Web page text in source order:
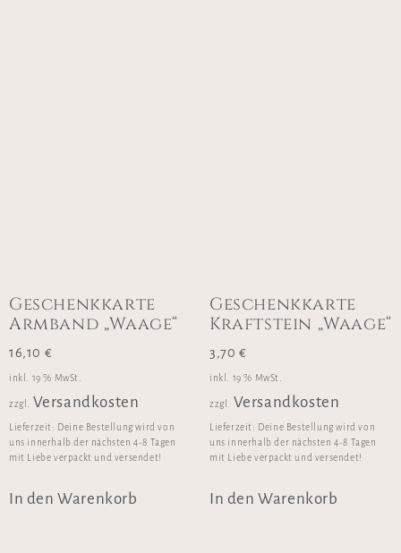
Geschenkkarte
Armband „Waage“
16,10 €
inkl. 19 % MwSt.
zzgl. Versandkosten
Lieferzeit: Deine Bestellung wird von
uns innerhalb der nächsten 4-8 Tagen
mit Liebe verpackt und versendet!
In den Warenkorb
Geschenkkarte
Kraftstein „Waage“
3,70 €
inkl. 19 % MwSt.
zzgl. Versandkosten
Lieferzeit: Deine Bestellung wird von
uns innerhalb der nächsten 4-8 Tagen
mit Liebe verpackt und versendet!
In den Warenkorb